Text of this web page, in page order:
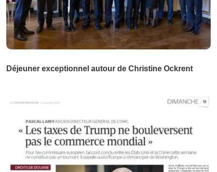
Déjeuner exceptionnel autour de Christine Ockrent